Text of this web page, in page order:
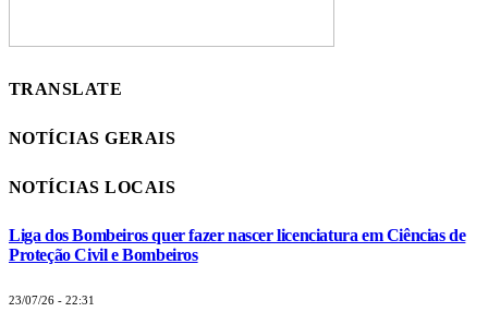
TRANSLATE
NOTÍCIAS GERAIS
NOTÍCIAS LOCAIS
Liga dos Bombeiros quer fazer nascer licenciatura em Ciências de
Proteção Civil e Bombeiros
23/07/26 - 22:31